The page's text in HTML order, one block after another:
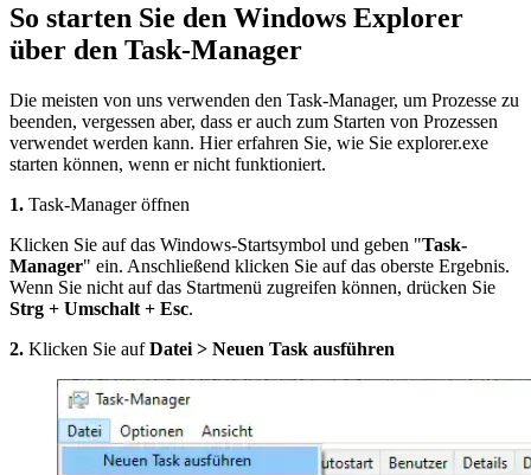
So starten Sie den Windows Explorer
über den Task-Manager
Die meisten von uns verwenden den Task-Manager, um Prozesse zu
beenden, vergessen aber, dass er auch zum Starten von Prozessen
verwendet werden kann. Hier erfahren Sie, wie Sie explorer.exe
starten können, wenn er nicht funktioniert.
1. Task-Manager öffnen
Klicken Sie auf das Windows-Startsymbol und geben "Task-
Manager" ein. Anschließend klicken Sie auf das oberste Ergebnis.
Wenn Sie nicht auf das Startmenü zugreifen können, drücken Sie
Strg + Umschalt + Esc.
2. Klicken Sie aufDatei > Neuen Task ausführen